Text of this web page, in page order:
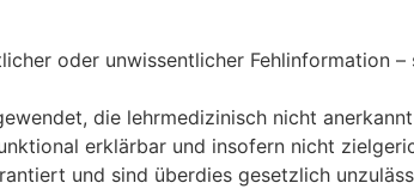
oder unwissentlicher Fehlinformation –
die lehrmedizinisch nicht
erklärbar und insofern nicht
und sind überdies gesetzlich